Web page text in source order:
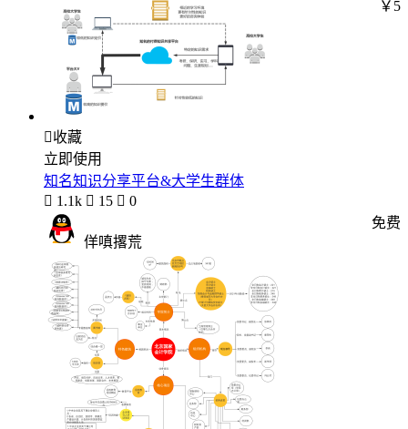
￥5
收藏
立即使用
知名知识分享平台&大学生群体
 1.1k  15  0
佯嗔撂荒
免费